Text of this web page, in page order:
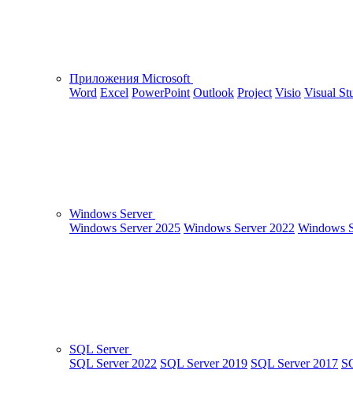
Приложения Microsoft
Word Excel PowerPoint Outlook Project Visio Visual
Windows Server
Windows Server 2025 Windows Server 2022 Windows
SQL Server
SQL Server 2022 SQL Server 2019 SQL Server 2017